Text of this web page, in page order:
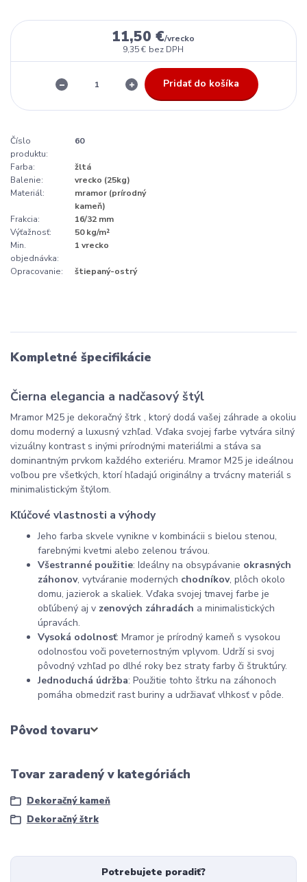
11,50 €/vrecko
9,35 € bez DPH
Pridať do košíka
Číslo
produktu:
60
Farba:
žltá
Balenie:
vrecko (25kg)
Materiál:
mramor (prírodný
kameň)
Frakcia:
16/32 mm
Výťažnosť:
50 kg/m²
Min.
objednávka:
1 vrecko
Opracovanie: štiepaný-ostrý
Kompletné špecifikácie
Čierna elegancia a nadčasový štýl
Mramor M25 je dekoračný štrk , ktorý dodá vašej záhrade a okoliu
domu moderný a luxusný vzhľad. Vďaka svojej farbe vytvára silný
vizuálny kontrast s inými prírodnými materiálmi a stáva sa
dominantným prvkom každého exteriéru. Mramor M25 je ideálnou
voľbou pre všetkých, ktorí hľadajú originálny a trvácny materiál s
minimalistickým štýlom.
Kľúčové vlastnosti a výhody
Jeho farba skvele vynikne v kombinácii s bielou stenou,
farebnými kvetmi alebo zelenou trávou.
Všestranné použitie: Ideálny na obsypávanie okrasných
záhonov, vytváranie moderných chodníkov, plôch okolo
domu, jazierok a skaliek. Vďaka svojej tmavej farbe je
obľúbený aj v zenových záhradách a minimalistických
úpravách.
Vysoká odolnosť: Mramor je prírodný kameň s vysokou
odolnosťou voči poveternostným vplyvom. Udrží si svoj
pôvodný vzhľad po dlhé roky bez straty farby či štruktúry.
Jednoduchá údržba: Použitie tohto štrku na záhonoch
pomáha obmedziť rast buriny a udržiavať vlhkosť v pôde.
Pôvod tovaru
Tovar zaradený v kategóriách
Dekoračný kameň
Dekoračný štrk
Potrebujete poradiť?